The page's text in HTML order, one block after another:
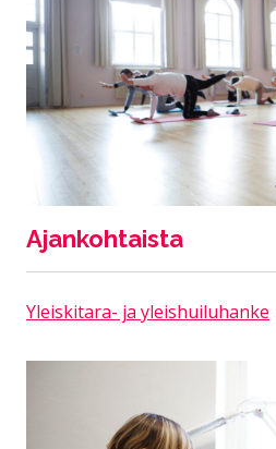
Ajankohtaista
Yleiskitara- ja yleishuiluhanke